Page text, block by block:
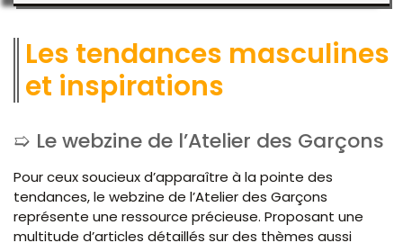
Les tendances masculines
et inspirations
Le webzine de l’Atelier des Garçons
Pour ceux soucieux d’apparaître à la pointe des
tendances, le webzine de l’Atelier des Garçons
représente une ressource précieuse. Proposant une
multitude d’articles détaillés sur des thèmes aussi